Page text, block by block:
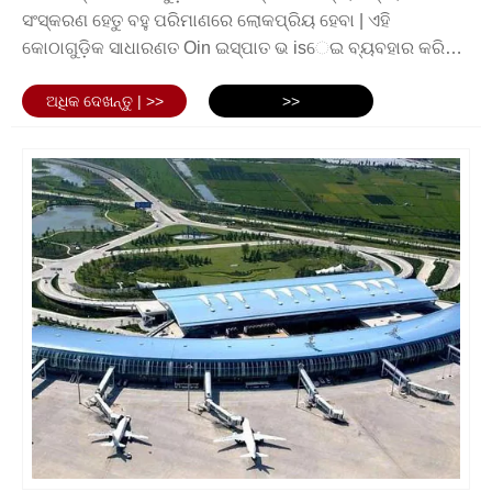
ପରିବେଶ ପରିସ୍ଥିତି ଦ୍ୱାରା ନିର୍ଣ୍ଣୟ କରାଯାଏ | ତେଣୁ, ଆପଣଙ୍କର
ବିମାନବନ୍ଦର ପ୍ରକଳ୍ପ ପାଇଁ ସବୁଠାରୁ ଉପଯୁକ୍ତ ପ୍ରକାରର ଷ୍ଟିଲ୍ ଗଠନ
ନିର୍ଣ୍ଣୟ କରିବାକୁ ଷ୍ଟ୍ରକଚରାଲ୍ ଇଞ୍ଜିନିୟର୍ ଏବଂ ସ୍ଥପତିମାନଙ୍କ ସହିତ
ପରାମର୍ଶ କରିବା ଗୁରୁତ୍ୱପୂର୍ଣ୍ଣ |
ବ୍ୟବହୃତ ସ୍ୱତନ୍ତ୍ର ଇସ୍ପାତ ସଂରଚନା ମଧ୍ୟ ଅଛି | ଉଦାହରଣ ସ୍ୱରୂପ,
ବ୍ୟାଗେଜ୍ ହ୍ୟାଣ୍ଡଲିଂ ସିଷ୍ଟମକୁ ସମର୍ଥନ କରିବା ପାଇଁ ବ୍ୟବହୃତ ଷ୍ଟିଲ୍
ପ୍ଲାଟଫର୍ମଗୁଡିକ ବିମାନବନ୍ଦର କାର୍ଯ୍ୟର ଏକ ଗୁରୁତ୍ୱପୂର୍ଣ୍ଣ ଅଂଶ | ଏହି
ପ୍ଲାଟଫର୍ମଗୁଡିକ ବ୍ୟାଗେଜ୍ ହ୍ୟାଣ୍ଡଲିଂ ଉପକରଣର ଓଜନ ଏବଂ କମ୍ପନକୁ
ପ୍ରତିହତ କରିବା ପାଇଁ ଡିଜାଇନ୍ କରାଯାଇଛି, ସୁଗମ ଏବଂ ଦକ୍ଷ କାର୍ଯ୍ୟକୁ
ସୁନିଶ୍ଚିତ କରେ |
ଅଧିକନ୍ତୁ, ବିମାନବନ୍ଦର ରନୱେ ଏବଂ ଟ୍ୟାକ୍ସିୱେ ନିର୍ମାଣରେ ଇସ୍ପାତ ମଧ୍ୟ
ବ୍ୟବହାର କରାଯାଇପାରିବ | ଏହି କ୍ଷେତ୍ରରେ ଇସ୍ପାତର ବ୍ୟବହାର ଅଧିକ
ସ୍ଥାୟୀତା ଏବଂ ପିନ୍ଧିବା ଏବଂ ଛିଣ୍ଡିବା ପାଇଁ ପ୍ରତିରୋଧ ପାଇଁ ଅନୁମତି
ଦେଇଥାଏ, ବିମାନ କାର୍ଯ୍ୟର ନିରାପତ୍ତା ଏବଂ ଦକ୍ଷତା ନିଶ୍ଚିତ କରିଥାଏ |
ମୋଟ ଉପରେ, ବ୍ୟବହୃତ ବିମାନବନ୍ଦର ଇସ୍ପାତ ସଂରଚନାଗୁଡ଼ିକର
ପ୍ରକାରଗୁଡିକ ବିବିଧ ଏବଂ ସୁବିଧାର ନିର୍ଦ୍ଦିଷ୍ଟ ଆବଶ୍ୟକତା ଏବଂ ଡିଜାଇନ୍
ସଂସ୍କରଣ ହେତୁ ବହୁ ପରିମାଣରେ ଲୋକପ୍ରିୟ ହେବା | ଏହି
କୋଠାଗୁଡ଼ିକ ସାଧାରଣତ Oin ଇସ୍ପାତ ଭ isେଇ ବ୍ୟବହାର କରି
ଆକାଶରେ ରାଇଟଲ୍ ଏବଂ ଏପରିକି ଏପରିକି ମେଳାଭୂମି ରେଜାଇଜ୍ ରେ
ଇଞ୍ଜିନିୟମ୍, ପ୍ରିଫରେପ୍ରିପ୍ଟ, କିମ୍ବା କଷ୍ଟମ ଡିଜାଇନ୍
ହୋଇପାରେ, ନିର୍ମାଣରେ ଚିତ୍ରିତ | କାରଣ ଇସ୍ପାତ ଫ୍ରେମ୍ଗୁଡ଼ିକ
ଉତ୍ପାଦିତ ଅଫସାଇଟ୍, ନିର୍ମାଣ ସମୟ ବହୁତ ହ୍ରାସ ପାଇପାରେ | ଏହାର
ଅର୍ଥ ହେଉଛି ଧାତୁ ଗଠନ ବିମାନବନ୍ଦର କୋଠାଗୁଡ଼ିକ ପାରମ୍ପାରିକ
ନିର୍ମାଣ ପଦ୍ଧତି ଅପେକ୍ଷା ଦ୍ରୁତ ଏବଂ ଅଧିକ ଦକ୍ଷ ଭାବରେ ନିର୍ମାଣ
ହୋଇପାରିବ | ବିମାନ ବନ୍ଦରରେ ଇସ୍ପାତ ସଂରଚନାଗୁଡ଼ିକର ଉପାଦାନ
ଆସେିକିଅନ୍ ଏବଂ ଅନ୍ୟାନ୍ୟ ପରିବେଶ ଇଫେକ୍ଟର ପ୍ରତିରୋଧ, ଏବଂ
ଉଚ୍ଚ ପବନ ଏବଂ ଅନ୍ୟାନ୍ୟ ପାଣିପାଗ ଅବସ୍ଥା ପ୍ରତିରୋଧ କରିବାର
କ୍ଷମତା ଅନ୍ତର୍ଭୁକ୍ତ | ଭୂକମ୍ପ ପ୍ରତିରୋଧ ପାଇଁ ଇସ୍ପାତ ସଂରଚନା
ମଧ୍ୟ ଡିଜାଇନ୍ କରାଯାଇପାରେ | ସେମାନେ ଖୋଲା ଏବଂ ନମନୀୟ
ସ୍ଥାନ ନିର୍ମାଣ ପାଇଁ ବଡ଼ ସ୍ୱଚ୍ଛ ଅଂଶ ପାଇଁ ଯୋଗ ଦେଇଛନ୍ତି, ଯାହା
ବିମାନବନ୍ଦର ପାଇଁ ଜରୁରୀ | ସାମର୍ଥରେ, ଧାତୁ ସଂରଚନା ବିମାନବନ୍ଦର
ଅଧିକ ଦେଖନ୍ତୁ | >> >>